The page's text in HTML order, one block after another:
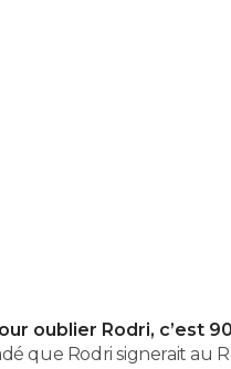
oublier Rodri, c’est
que Rodri signerait au